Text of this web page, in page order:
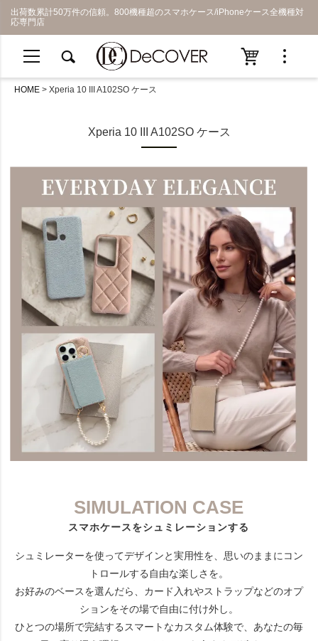
出荷数累計50万件の信頼。800機種超のスマホケース/iPhoneケース全機種対
応専門店
HOME Xperia 10 III A102SO ケース
Xperia 10 III A102SO ケース